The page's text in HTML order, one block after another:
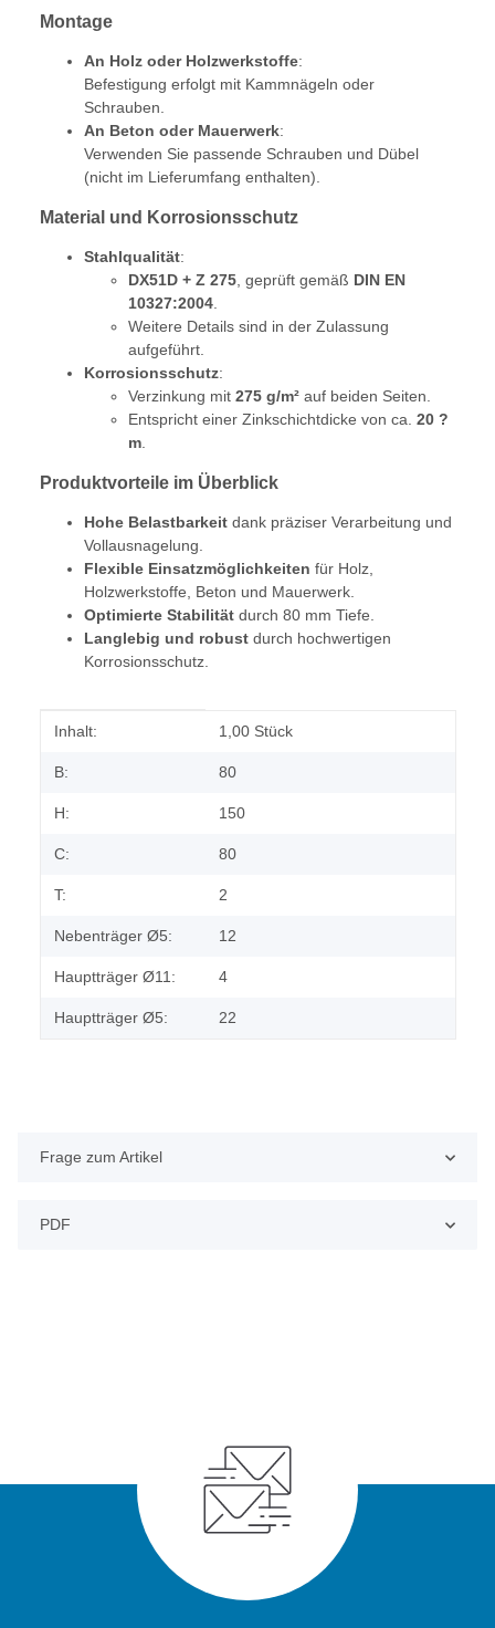
Montage
An Holz oder Holzwerkstoffe:
Befestigung erfolgt mit Kammnägeln oder
Schrauben.
An Beton oder Mauerwerk:
Verwenden Sie passende Schrauben und Dübel
(nicht im Lieferumfang enthalten).
Material und Korrosionsschutz
Stahlqualität:
DX51D + Z 275 , geprüft gemäß DIN EN
10327:2004
Weitere Details sind in der Zulassung
aufgeführt.
Korrosionsschutz:
Verzinkung mit 275 g/m² auf beiden Seiten.
Entspricht einer Zinkschichtdicke von ca. 20 ?
m
Produktvorteile im Überblick
Hohe Belastbarkeit dank präziser Verarbeitung und
Vollausnagelung.
Flexible Einsatzmöglichkeiten für Holz,
Holzwerkstoffe, Beton und Mauerwerk.
Optimierte Stabilität durch 80 mm Tiefe.
Langlebig und robust durch hochwertigen
Korrosionsschutz.
Produkteigenschaft
Wert
Inhalt: 1,00 Stück
B: 80
H: 150
C: 80
T: 2
Nebenträger Ø5: 12
Hauptträger Ø11: 4
Hauptträger Ø5: 22
Frage zum Artikel
PDF